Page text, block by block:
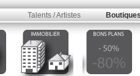
Talents / Artistes